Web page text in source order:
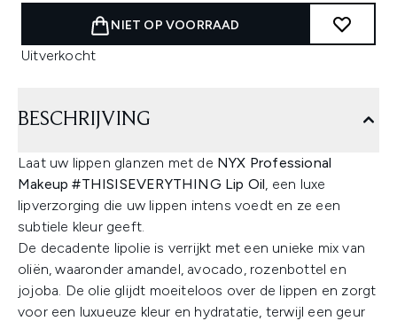
NIET OP VOORRAAD
Uitverkocht
BESCHRIJVING
Laat uw lippen glanzen met de NYX Professional
Makeup #THISISEVERYTHING Lip Oil, een luxe
lipverzorging die uw lippen intens voedt en ze een
subtiele kleur geeft.
De decadente lipolie is verrijkt met een unieke mix van
oliën, waaronder amandel, avocado, rozenbottel en
jojoba. De olie glijdt moeiteloos over de lippen en zorgt
voor een luxueuze kleur en hydratatie, terwijl een geur